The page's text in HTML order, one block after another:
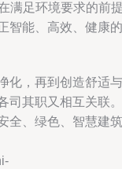
满足环境要求的前
智能、高效、健康的
化，再到创造舒适与
司其职又相互关联。
全、绿色、智慧建筑